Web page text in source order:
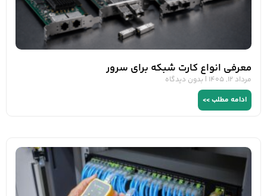
معرفی انواع کارت شبکه برای سرور
مرداد 12, 1405
بدون دیدگاه
ادامه مطلب >>